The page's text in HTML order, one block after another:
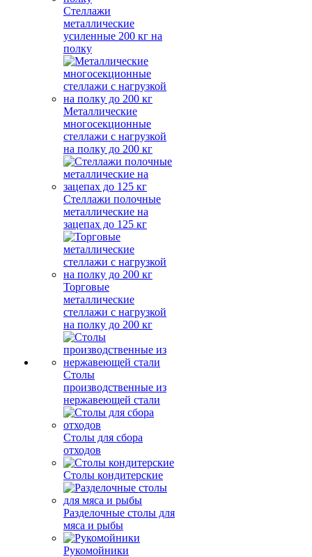
Стеллажи
металлические
усиленные 200 кг на
полку
Металлические
многосекционные
стеллажи с нагрузкой
на полку до 200 кг
Стеллажи полочные
металлические на
зацепах до 125 кг
Торговые
металлические
стеллажи с нагрузкой
на полку до 200 кг
Столы
производственные из
нержавеющей стали
Столы для сбора
отходов
Столы кондитерские
Разделочные столы для
мяса и рыбы
Рукомойники